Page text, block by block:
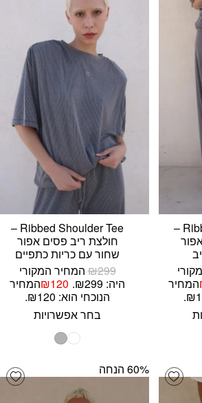
Ribbed Wide Pants –
המחיר
Ribbed Shoulder Tee –
חולצת ריב פסים אפור
שחור עם כריות כתפיים
₪299
המחיר המקורי
היה: ₪299.
₪120
המחיר
הנוכחי הוא: ₪120.
בחר אפשרויות
Add wishlist
‫60% הנחה